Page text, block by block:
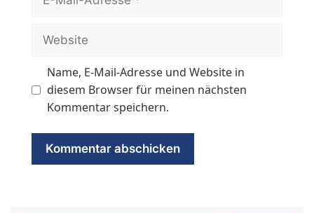
Mail-
Website
Name, E-Mail-Adresse und Website in
diesem Browser für meinen nächsten
Kommentar speichern.